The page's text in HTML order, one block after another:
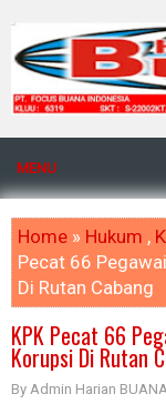
MENU
Home » Hukum ,
Pecat 66
Di Rutan Cabang
KPK Pecat 66
Korupsi Di Rutan
By Admin Harian BUANA